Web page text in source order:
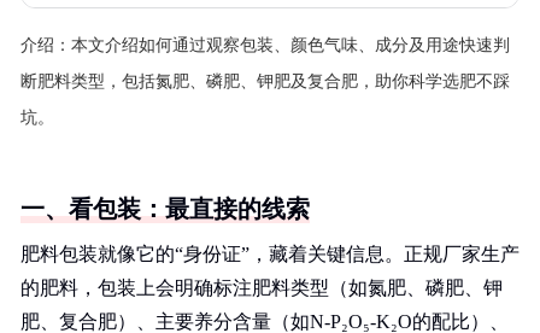
介绍： 本文介绍如何通过观察包装、颜色气味、成分及用途快速判
断肥料类型，包括氮肥、磷肥、钾肥及复合肥，助你科学选肥不踩
坑。
一、看包装：最直接的线索
肥料包装就像它的“身份证”，藏着关键信息。正规厂家生产
的肥料，包装上会明确标注肥料类型（如氮肥、磷肥、钾
肥、复合肥）、主要养分含量（如N-P₂O₅-K₂O的配比）、